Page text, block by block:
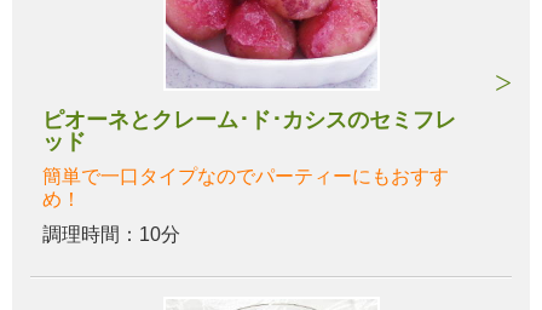
ピオーネとクレーム･ド･カシスのセミフレ
ッド
簡単で一口タイプなのでパーティーにもおすす
め！
調理時間：10分